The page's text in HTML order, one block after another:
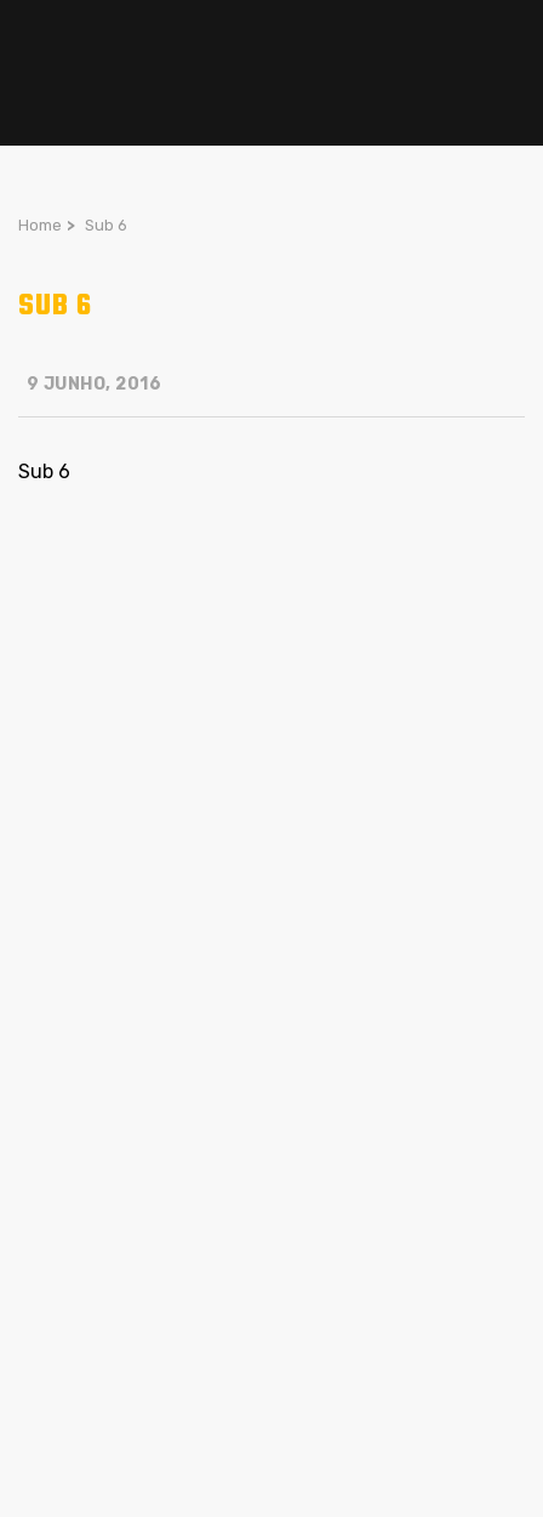
Home > Sub 6
SUB 6
9 JUNHO, 2016
Sub 6